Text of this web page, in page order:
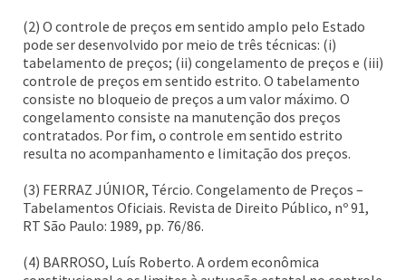
(2) O controle de preços em sentido amplo pelo Estado
pode ser desenvolvido por meio de três técnicas: (i)
tabelamento de preços; (ii) congelamento de preços e (iii)
controle de preços em sentido estrito. O tabelamento
consiste no bloqueio de preços a um valor máximo. O
congelamento consiste na manutenção dos preços
contratados. Por fim, o controle em sentido estrito
resulta no acompanhamento e limitação dos preços.
(3) FERRAZ JÚNIOR, Tércio. Congelamento de Preços –
Tabelamentos Oficiais. Revista de Direito Público, nº 91,
RT São Paulo: 1989, pp. 76/86.
(4) BARROSO, Luís Roberto. A ordem econômica